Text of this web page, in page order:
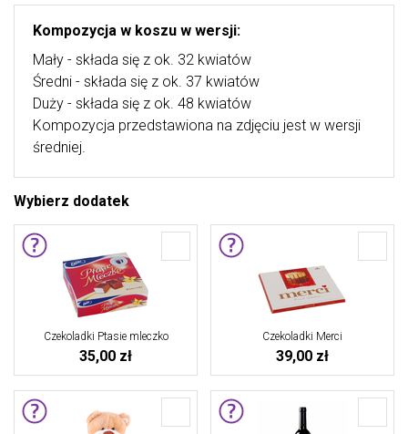
Kompozycja w koszu w wersji:
Mały - składa się z ok. 32 kwiatów
Średni - składa się z ok. 37 kwiatów
Duży - składa się z ok. 48 kwiatów
Kompozycja przedstawiona na zdjęciu jest w wersji
średniej.
Wybierz dodatek
Czekoladki Ptasie mleczko
35,00 zł
Czekoladki Merci
39,00 zł